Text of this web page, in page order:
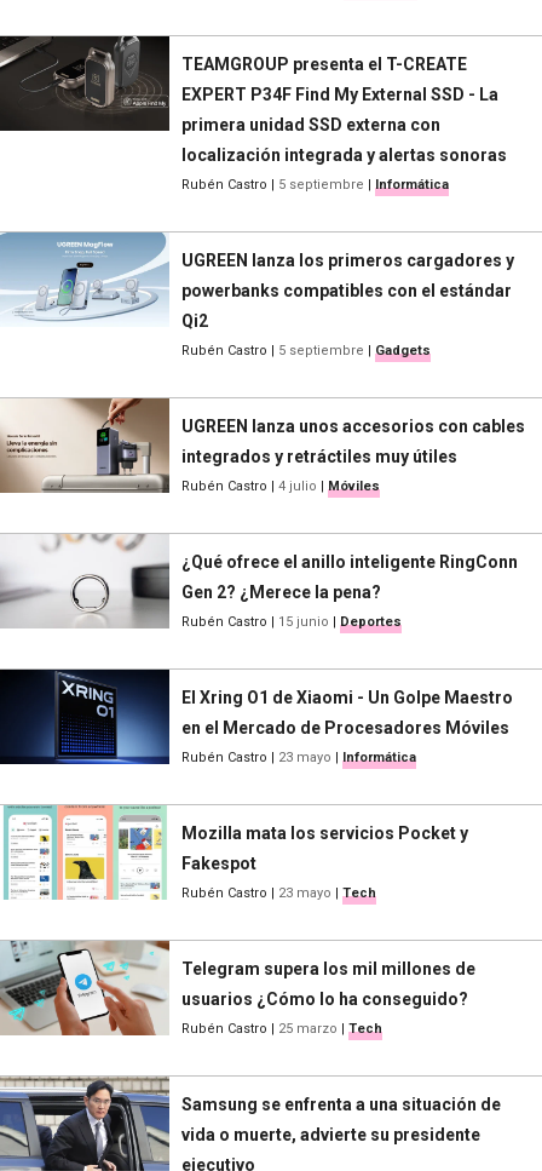
TEAMGROUP presenta el T-CREATE
EXPERT P34F Find My External SSD - La
primera unidad SSD externa con
localización integrada y alertas sonoras
Rubén Castro | 5 septiembre | Informática
UGREEN lanza los primeros cargadores y
powerbanks compatibles con el estándar
Qi2
Rubén Castro | 5 septiembre | Gadgets
UGREEN lanza unos accesorios con cables
integrados y retráctiles muy útiles
Rubén Castro | 4 julio | Móviles
¿Qué ofrece el anillo inteligente RingConn
Gen 2? ¿Merece la pena?
Rubén Castro | 15 junio | Deportes
El Xring O1 de Xiaomi - Un Golpe Maestro
en el Mercado de Procesadores Móviles
Rubén Castro | 23 mayo | Informática
Mozilla mata los servicios Pocket y
Fakespot
Rubén Castro | 23 mayo | Tech
Telegram supera los mil millones de
usuarios ¿Cómo lo ha conseguido?
Rubén Castro | 25 marzo | Tech
Samsung se enfrenta a una situación de
vida o muerte, advierte su presidente
ejecutivo